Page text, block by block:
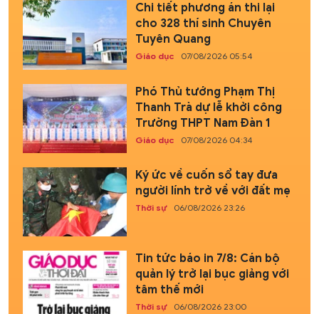
Chi tiết phương án thi lại
cho 328 thí sinh Chuyên
Tuyên Quang
Giáo dục 07/08/2026 05:54
Phó Thủ tướng Phạm Thị
Thanh Trà dự lễ khởi công
Trường THPT Nam Đàn 1
Giáo dục 07/08/2026 04:34
Ký ức về cuốn sổ tay đưa
người lính trở về với đất mẹ
Thời sự 06/08/2026 23:26
Tin tức báo in 7/8: Cán bộ
quản lý trở lại bục giảng với
tâm thế mới
Thời sự 06/08/2026 23:00